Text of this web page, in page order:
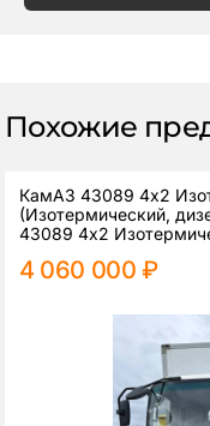
Похожие
КамАЗ 43089 4x2
(Изотермический,
43089 4x2
4 060 000 ₽